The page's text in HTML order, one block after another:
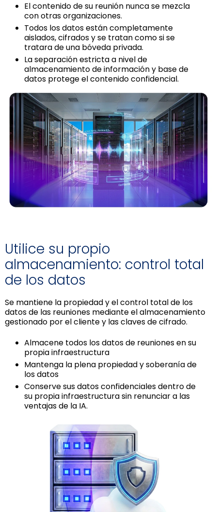
El contenido de su reunión nunca se mezcla
con otras organizaciones.
Todos los datos están completamente
aislados, cifrados y se tratan como si se
tratara de una bóveda privada.
La separación estricta a nivel de
almacenamiento de información y base de
datos protege el contenido confidencial.
Utilice su propio
almacenamiento: control total
de los datos
Se mantiene la propiedad y el control total de los
datos de las reuniones mediante el almacenamiento
gestionado por el cliente y las claves de cifrado.
Almacene todos los datos de reuniones en su
propia infraestructura
Mantenga la plena propiedad y soberanía de
los datos
Conserve sus datos confidenciales dentro de
su propia infraestructura sin renunciar a las
ventajas de la IA.